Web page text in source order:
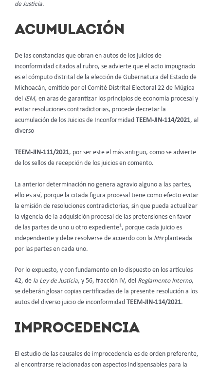
de Justicia.
ACUMULACIÓN
De las constancias que obran en autos de los juicios de
inconformidad citados al rubro, se advierte que el acto impugnado
es el cómputo distrital de la elección de Gubernatura del Estado de
Michoacán, emitido por el Comité Distrital Electoral 22 de Múgica
del IEM, en aras de garantizar los principios de economía procesal y
evitar resoluciones contradictorias, procede decretar la
acumulación de los Juicios de Inconformidad TEEM-JIN-114/2021, al
diverso
TEEM-JIN-111/2021, por ser este el más antiguo, como se advierte
de los sellos de recepción de los juicios en comento.
La anterior determinación no genera agravio alguno a las partes,
ello es así, porque la citada figura procesal tiene como efecto evitar
la emisión de resoluciones contradictorias, sin que pueda actualizar
la vigencia de la adquisición procesal de las pretensiones en favor
de las partes de uno u otro expediente1, porque cada juicio es
independiente y debe resolverse de acuerdo con la litis planteada
por las partes en cada uno.
Por lo expuesto, y con fundamento en lo dispuesto en los artículos
42, de la Ley de Justicia, y 56, fracción IV, del Reglamento Interno,
se deberán glosar copias certificadas de la presente resolución a los
autos del diverso juicio de inconformidad
TEEM-JIN-114/2021.
IMPROCEDENCIA
El estudio de las causales de improcedencia es de orden preferente,
al encontrarse relacionadas con aspectos indispensables para la